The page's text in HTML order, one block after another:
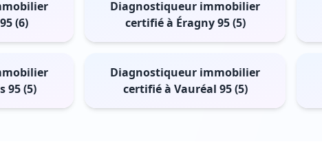
(6)
Diagnostiqueur immobilier
certifié à Éragny 95 (5)
95 (5)
Diagnostiqueur immobilier
certifié à Vauréal 95 (5)